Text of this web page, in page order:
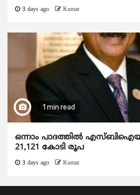
3 days ago Kumar
1 min read
ഒന്നാം പാദത്തിൽ
21,121 കോടി രൂപ
3 days ago Kumar